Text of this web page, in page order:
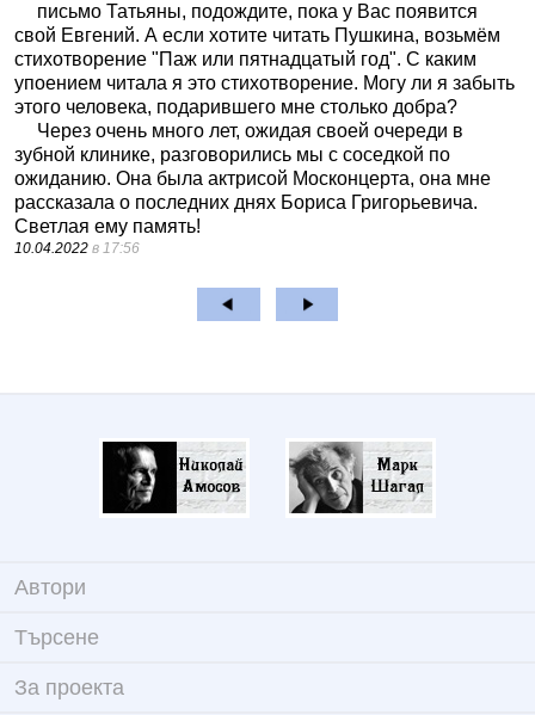
письмо Татьяны, подождите, пока у Вас появится
свой Евгений. А если хотите читать Пушкина, возьмём
стихотворение "Паж или пятнадцатый год". С каким
упоением читала я это стихотворение. Могу ли я забыть
этого человека, подарившего мне столько добра?
Через очень много лет, ожидая своей очереди в
зубной клинике, разговорились мы с соседкой по
ожиданию. Она была актрисой Москонцерта, она мне
рассказала о последних днях Бориса Григорьевича.
Светлая ему память!
10.04.2022 в 17:56
Автори
Търсене
За проекта